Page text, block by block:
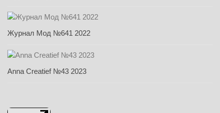
Журнал Мод №641 2022
Anna Creatief №43 2023